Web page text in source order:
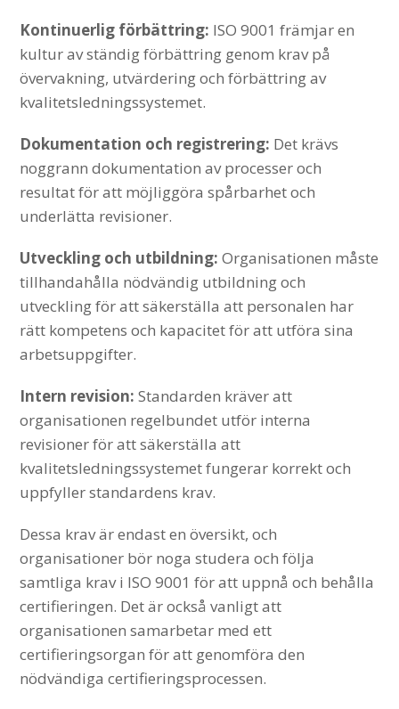
Kontinuerlig förbättring: ISO 9001 främjar en
kultur av ständig förbättring genom krav på
övervakning, utvärdering och förbättring av
kvalitetsledningssystemet.
Dokumentation och registrering: Det krävs
noggrann dokumentation av processer och
resultat för att möjliggöra spårbarhet och
underlätta revisioner.
Utveckling och utbildning: Organisationen måste
tillhandahålla nödvändig utbildning och
utveckling för att säkerställa att personalen har
rätt kompetens och kapacitet för att utföra sina
arbetsuppgifter.
Intern revision: Standarden kräver att
organisationen regelbundet utför interna
revisioner för att säkerställa att
kvalitetsledningssystemet fungerar korrekt och
uppfyller standardens krav.
Dessa krav är endast en översikt, och
organisationer bör noga studera och följa
samtliga krav i ISO 9001 för att uppnå och behålla
certifieringen. Det är också vanligt att
organisationen samarbetar med ett
certifieringsorgan för att genomföra den
nödvändiga certifieringsprocessen.